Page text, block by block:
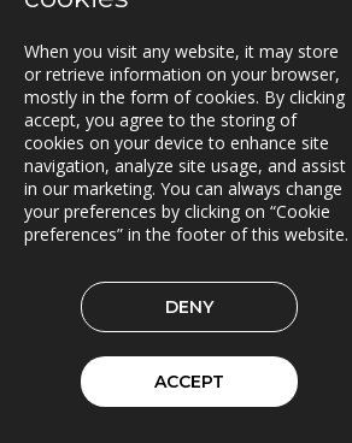
Webinar med RoadCloud
2021-02-24
Nya lokaler i Oslo
2021-01-29
En attraktiv arbetsgivare!
Triona expanderar i Göteborg
FleetControl - Transdevs IoT-
When you visit any website, it may store
or retrieve information on your browser,
mostly in the form of cookies. By clicking
accept, you agree to the storing of
cookies on your device to enhance site
navigation, analyze site usage, and assist
in our marketing. You can always change
your preferences by clicking on “Cookie
preferences” in the footer of this website.
DENY
ACCEPT